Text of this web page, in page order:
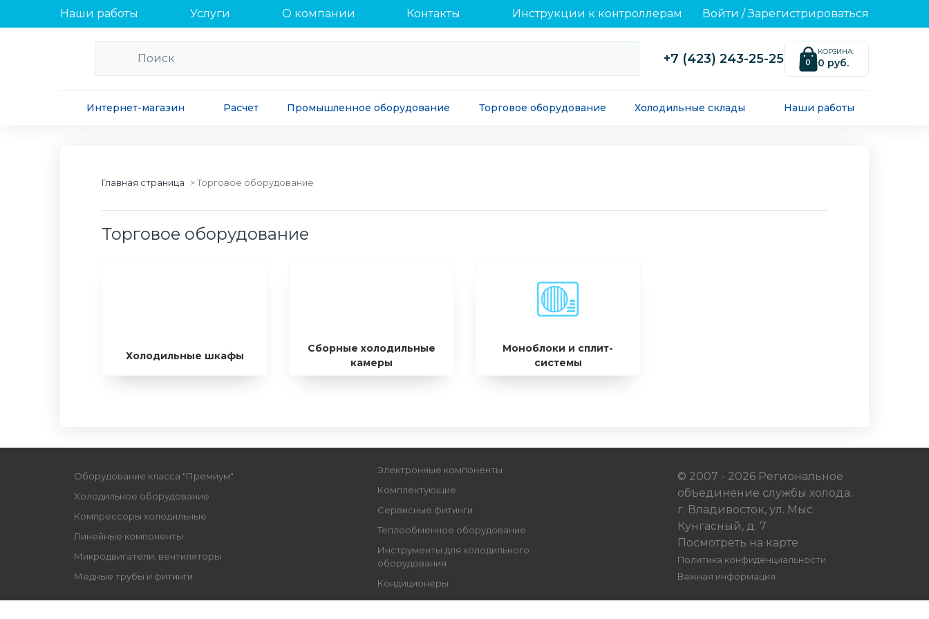
Наши работы Услуги О компании Контакты Инструкции к контроллерам Войти /Зарегистрироваться
+7 (423) 243-25-25 0
КОРЗИНА:
0 руб.
Интернет-магазин Расчет Промышленное оборудование Торговое оборудование Холодильные склады Наши работы
Главная страница Торговое оборудование
Торговое оборудование
Холодильные шкафы
Сборные холодильные
камеры
Моноблоки и сплит-
системы
Оборудование класса "Премиум"
Xолодильное оборудование
Компрессоры холодильные
Линейные компоненты
Микродвигатели, вентиляторы
Медные трубы и фитинги
Электронные компоненты
Комплектующие
Сервисные фитинги
Теплообменное оборудование
Инструменты для холодильного
оборудования
Кондиционеры
© 2007 - 2026 Региональное
объединение службы холода.
г. Владивосток, ул. Мыс
Кунгасный, д. 7
Посмотреть на карте
Политика конфиденциальности
Важная информация